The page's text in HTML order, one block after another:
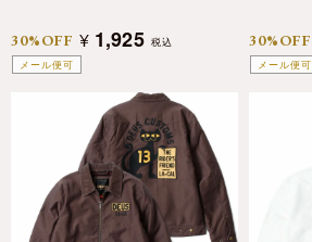
メール便可
30%OFF ¥ 1,925 税込
メール便可
30%OFF